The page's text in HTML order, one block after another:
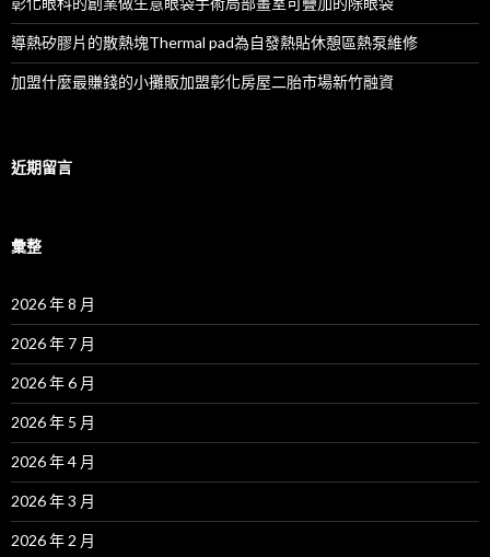
導熱矽膠片的散熱塊Thermal pad為自發熱貼休憩區熱泵維修
加盟什麼最賺錢的小攤販加盟彰化房屋二胎市場新竹融資
近期留言
彙整
2026 年 8 月
2026 年 7 月
2026 年 6 月
2026 年 5 月
2026 年 4 月
2026 年 3 月
2026 年 2 月